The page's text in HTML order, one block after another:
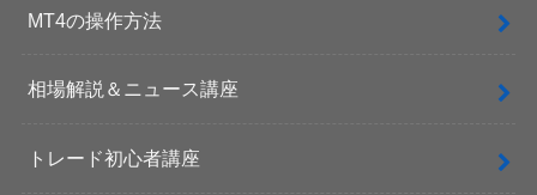
MT4の操作方法
相場解説＆ニュース講座
トレード初心者講座